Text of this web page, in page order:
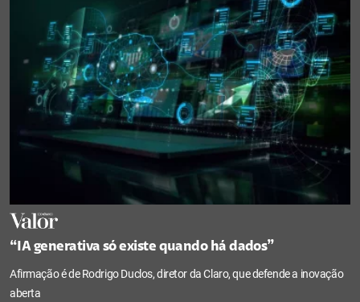
“IA generativa só existe quando há dados”
Afirmação é de Rodrigo Duclos, diretor da Claro, que defende a inovação
aberta